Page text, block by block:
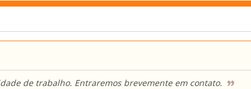
de trabalho. Entraremos brevemente em contato.